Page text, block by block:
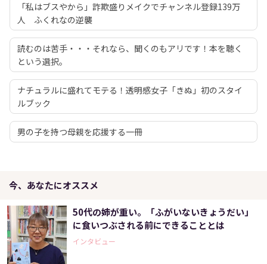
「私はブスやから」詐欺盛りメイクでチャンネル登録139万
人 ふくれなの逆襲
読むのは苦手・・・それなら、聞くのもアリです！本を聴く
という選択。
ナチュラルに盛れてモテる！透明感女子「きぬ」初のスタイ
ルブック
男の子を持つ母親を応援する一冊
今、あなたにオススメ
50代の姉が重い。「ふがいないきょうだい」
に食いつぶされる前にできることとは
インタビュー